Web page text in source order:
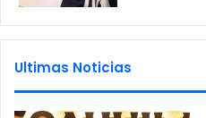
Ultimas Noticias